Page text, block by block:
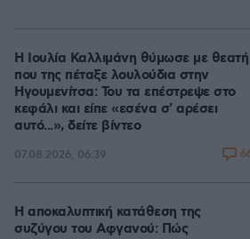
Η Ιουλία Καλλιμάνη θύμωσε με θεατή
που της πέταξε λουλούδια στην
Ηγουμενίτσα: Του τα επέστρεψε στο
κεφάλι και είπε «εσένα σ' αρέσει
αυτό...», δείτε βίντεο
07.08.2026, 06:39
Η αποκαλυπτική κατάθεση της
συζύγου του Αφγανού: Πώς